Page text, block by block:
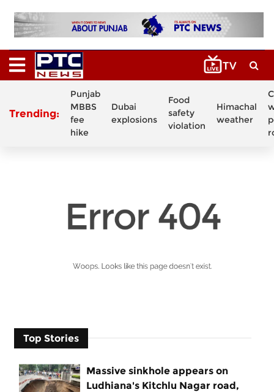
Trending:
Punjab
MBBS
fee
hike
Dubai
explosions
Food
safety
violation
Himachal
weather
Top Stories
Massive sinkhole appears on
Ludhiana's Kitchlu Nagar road,